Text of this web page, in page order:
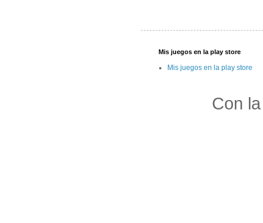
Mis juegos en la play store
Mis juegos en la play store
Con